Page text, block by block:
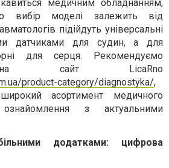
медичним обладнанням,
вибір моделі залежить від
підійдуть універсальні
датчиками для судин, а для
для серця. Рекомендуємо
на сайт LicaRno
product-category/diagnostyka/,
асортимент медичного
з актуальними
додатками: цифрова